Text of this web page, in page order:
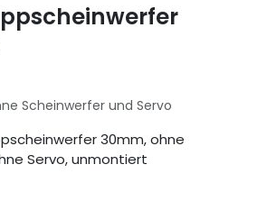
Scheinwerfer und Servo
30mm, ohne
Servo, unmontiert